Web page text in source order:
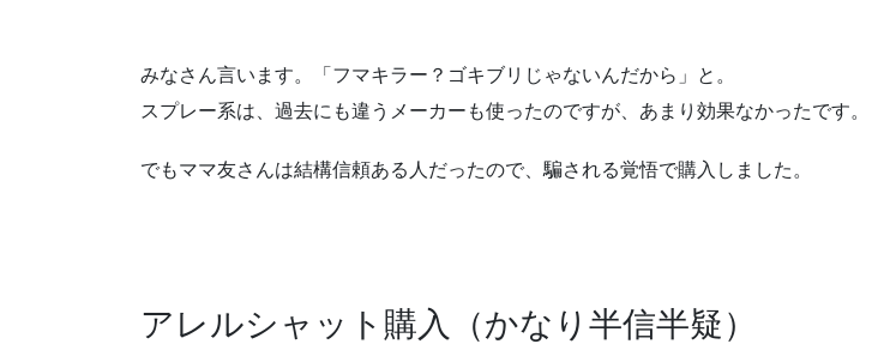
みなさん言います。「フマキラー？ゴキブリじゃないんだから」と。
スプレー系は、過去にも違うメーカーも使ったのですが、あまり効果なかったです。
でもママ友さんは結構信頼ある人だったので、騙される覚悟で購入しました。
アレルシャット購入（かなり半信半疑）